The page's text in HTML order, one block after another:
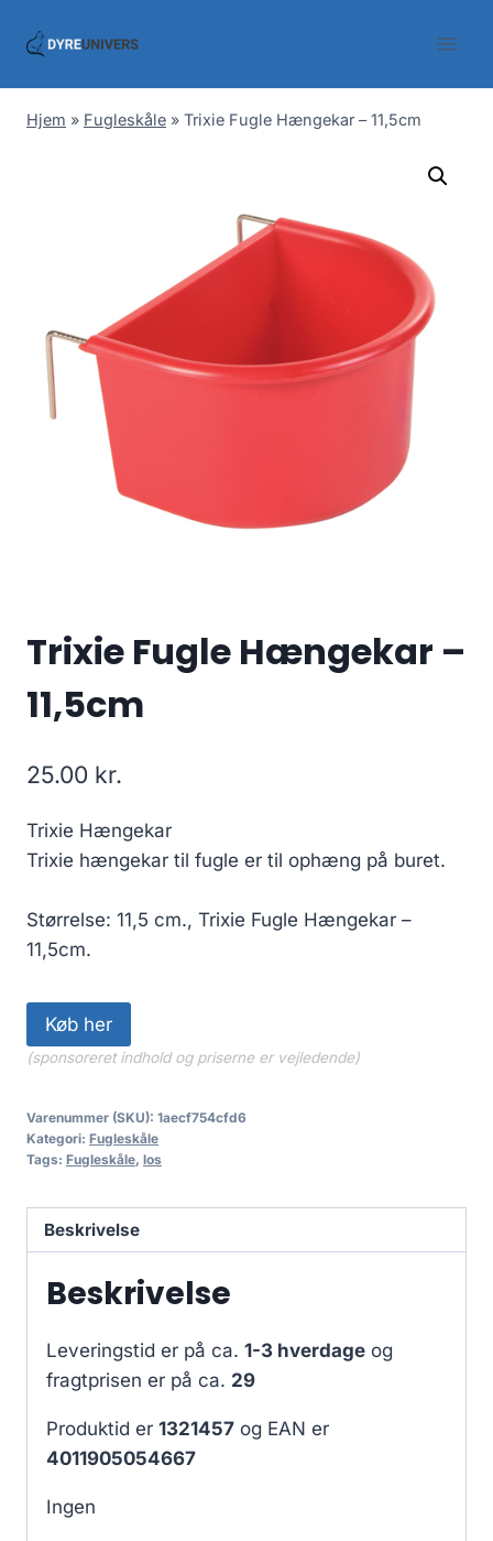
Hjem » Fugleskåle » Trixie Fugle Hængekar – 11,5cm
Trixie Fugle Hængekar –
11,5cm
25.00 kr.
Trixie Hængekar
Trixie hængekar til fugle er til ophæng på buret.
Størrelse: 11,5 cm., Trixie Fugle Hængekar –
11,5cm.
Køb her
(sponsoreret indhold og priserne er vejledende)
Varenummer (SKU): 1aecf754cfd6
Kategori: Fugleskåle
Tags: Fugleskåle, los
Beskrivelse
Beskrivelse
Leveringstid er på ca. 1-3 hverdage og
fragtprisen er på ca. 29
Produktid er 1321457 og EAN er
4011905054667
Ingen